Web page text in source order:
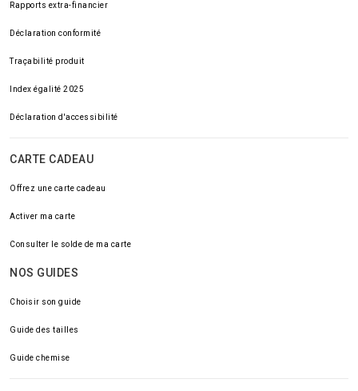
Rapports extra-financier
Déclaration conformité
Traçabilité produit
Index égalité 2025
Déclaration d'accessibilité
CARTE CADEAU
Offrez une carte cadeau
Activer ma carte
Consulter le solde de ma carte
NOS GUIDES
Choisir son guide
Guide des tailles
Guide chemise